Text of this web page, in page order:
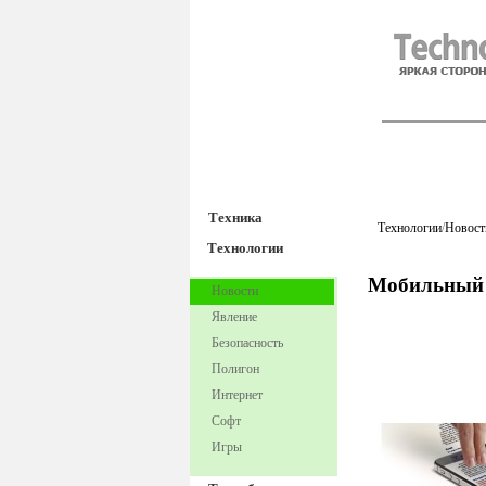
Техника
Технологии
Новости
Явление
Безопасность
Полигон
Интернет
Софт
Игры
Технологии/
Мобильный